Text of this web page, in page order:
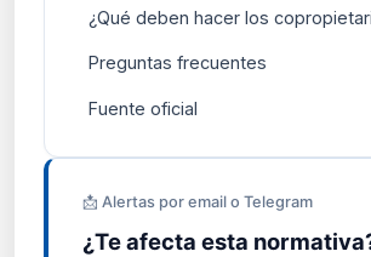
¿Qué deben hacer los
Preguntas frecuentes
Fuente oficial
📩 Alertas por email o Telegram
¿Te afecta esta